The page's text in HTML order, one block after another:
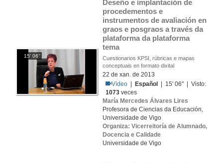
15' 06''
Deseño e implantación de
procedementos e
instrumentos de avaliación en
graos e posgraos a través da
plataforma da plataforma
tema
Cuestionarios KPSI, rúbricas e mapas
conceptuais en formato dixital
22 de xan. de 2013
Vídeo
Español
| 15' 06'' | Visto:
1073 veces
María Mercedes Álvares Lires
Profesora de Ciencias da Educación,
Universidade de Vigo
Organiza: Vicerreitoría de Alumnado,
Docencia e Calidade
Universidade de Vigo